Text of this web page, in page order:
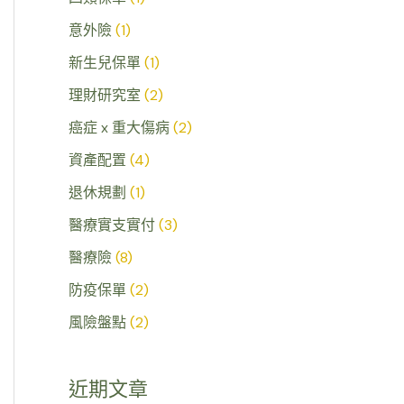
意外險(1)
新生兒保單 (1)
理財研究室 (2)
癌症 x 重大傷病(2)
資產配置 (4)
退休規劃 (1)
醫療實支實付(3)
醫療險(8)
防疫保單 (2)
風險盤點(2)
近期文章